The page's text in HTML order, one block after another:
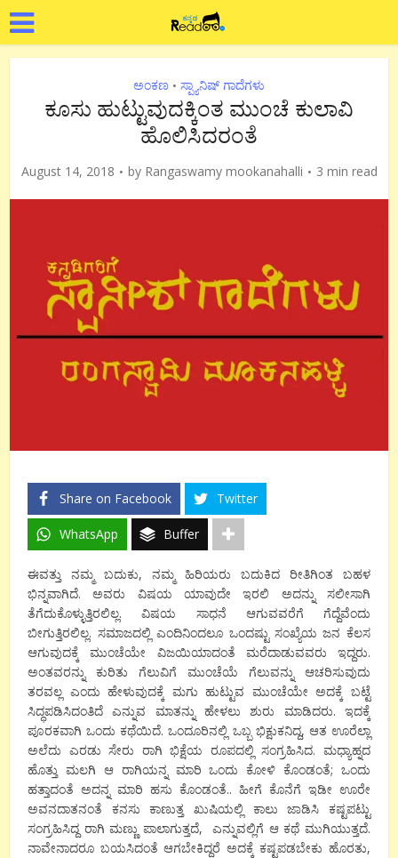
ಅಂಕಣ • ಸ್ಪ್ಯಾನಿಷ್ ಗಾದೆಗಳು
ಕೂಸು ಹುಟ್ಟುವುದಕ್ಕಿಂತ ಮುಂಚೆ ಕುಲಾವಿ
ಹೊಲಿಸಿದರಂತೆ
August 14, 2018 by Rangaswamy mookanahalli 3 min read
Share on Facebook Twitter
WhatsApp Buffer
ಈವತ್ತು ನಮ್ಮ ಬದುಕು, ನಮ್ಮ ಹಿರಿಯರು ಬದುಕಿದ ರೀತಿಗಿಂತ ಬಹಳ
ಭಿನ್ನವಾಗಿದೆ. ಅವರು ವಿಷಯ ಯಾವುದೇ ಇರಲಿ ಅದನ್ನು ಸಲೀಸಾಗಿ
ತೆಗೆದುಕೊಳ್ಳುತ್ತಿರಲಿಲ್ಲ. ವಿಷಯ ಸಾಧನೆ ಆಗುವವರೆಗೆ ಗೆದ್ದೆವೆಂದು
ಬೀಗುತ್ತಿರಲಿಲ್ಲ. ಸಮಾಜದಲ್ಲಿ ಎಂದಿನಿಂದಲೂ ಒಂದಷ್ಟು ಸಂಖ್ಯೆಯ ಜನ ಕೆಲಸ
ಆಗುವುದಕ್ಕೆ ಮುಂಚೆಯೇ ವಿಜಯಿಯಾದಂತೆ ಮರೆದಾಡುವವರು ಇದ್ದರು.
ಅಂತವರನ್ನು ಕುರಿತು ಗೆಲುವಿಗೆ ಮುಂಚೆಯೆ ಗೆಲುವನ್ನು ಆಚರಿಸುವುದು
ತರವಲ್ಲ ಎಂದು ಹೇಳುವುದಕ್ಕೆ ಮಗು ಹುಟ್ಟುವ ಮುಂಚೆಯೇ ಅದಕ್ಕೆ ಬಟ್ಟೆ
ಸಿದ್ಧಪಡಿಸಿದಂತಿದೆ ಎನ್ನುವ ಮಾತನ್ನು ಹೇಳಲು ಶುರು ಮಾಡಿದರು. ಇದಕ್ಕೆ
ಪೂರಕವಾಗಿ ಒಂದು ಕಥೆಯಿದೆ. ಒಂದೂರಿನಲ್ಲಿ ಒಬ್ಬ ಭಿಕ್ಷುಕನಿದ್ದ, ಆತ ಊರೆಲ್ಲಾ
ಅಲೆದು ಎರಡು ಸೇರು ರಾಗಿ ಭಿಕ್ಷೆಯ ರೂಪದಲ್ಲಿ ಸಂಗ್ರಹಿಸಿದ. ಮಧ್ಯಾಹ್ನದ
ಹೊತ್ತು ಮಲಗಿ ಆ ರಾಗಿಯನ್ನ ಮಾರಿ ಒಂದು ಕೋಳಿ ಕೊಂಡಂತೆ; ಒಂದು
ಹತ್ತಾದಂತೆ ಅದನ್ನ ಮಾರಿ ಹಸು ಕೊಂಡಂತೆ.. ಹೀಗೆ ಕೊನೆಗೆ ಇಡೀ ಊರೇ
ಅವನದಾತನಂತೆ ಕನಸು ಕಾಣುತ್ತ ಖುಷಿಯಲ್ಲಿ ಕಾಲು ಜಾಡಿಸಿ ಕಷ್ಟಪಟ್ಟು
ಸಂಗ್ರಹಿಸಿದ್ದ ರಾಗಿ ಮಣ್ಣು ಪಾಲಾಗುತ್ತದೆ, ಎನ್ನುವಲ್ಲಿಗೆ ಆ ಕಥೆ ಮುಗಿಯುತ್ತದೆ.
ನಾವೇನಾದರೂ ಬಯಸಿದಂತೆ ಆಗಬೇಕಿದ್ದರೆ ಅದಕ್ಕೆ ಕಷ್ಟಪಡಬೇಕು ಹೊರತು,